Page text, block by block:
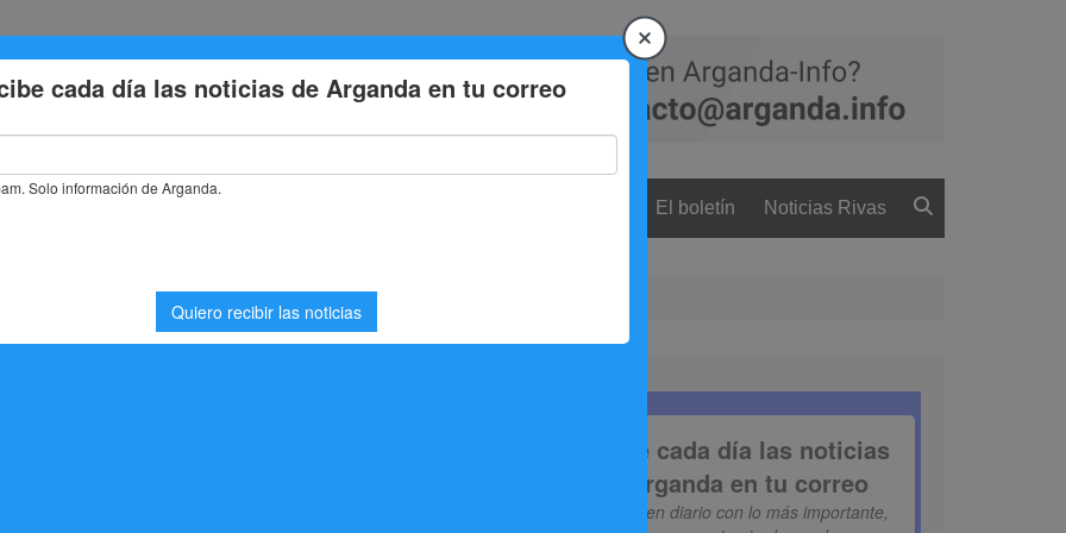
El boletín Noticias Rivas
buscando. Quizá pueda ayudarte una búsqueda.